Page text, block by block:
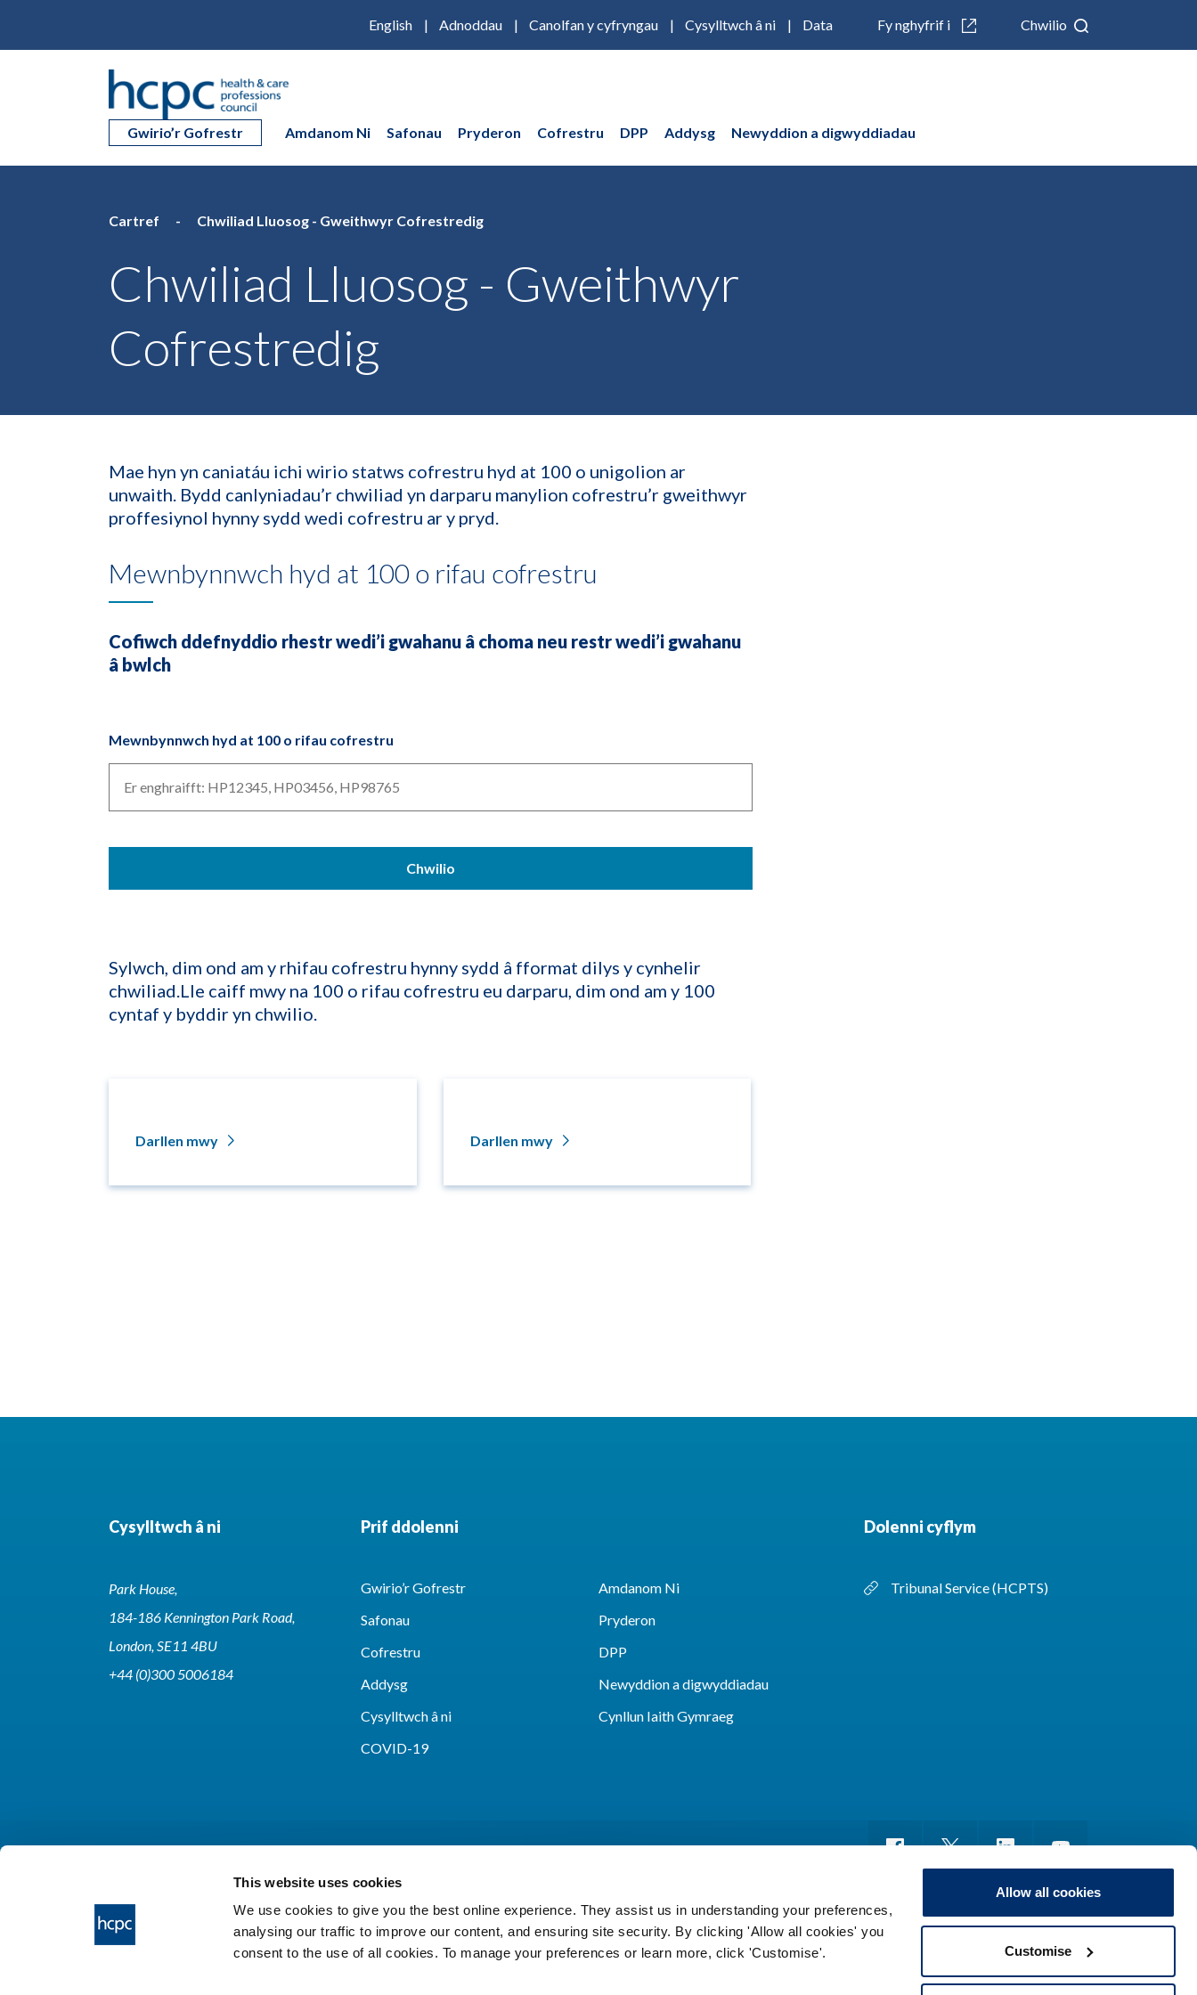
This website uses cookies
We use cookies to give you the best online experience. They assist us in understanding your preferences,
analysing our traffic to improve our content, and ensuring site security. By clicking 'Allow all cookies' you
consent to the use of all cookies. To manage your preferences or learn more, click 'Customise'.
Allow all cookies
Customise
English Adnoddau Canolfan y cyfryngau Cysylltwch â ni Data Fy nghyfrif i Chwilio
Gwirio’r Gofrestr Amdanom Ni Safonau Pryderon Cofrestru DPP Addysg Newyddion a digwyddiadau
Cartref Chwiliad Lluosog - Gweithwyr Cofrestredig
Chwiliad Lluosog - Gweithwyr
Cofrestredig
Mae hyn yn caniatáu ichi wirio statws cofrestru hyd at 100 o unigolion ar
unwaith. Bydd canlyniadau’r chwiliad yn darparu manylion cofrestru’r gweithwyr
proffesiynol hynny sydd wedi cofrestru ar y pryd.
Mewnbynnwch hyd at 100 o rifau cofrestru
Cofiwch ddefnyddio rhestr wedi’i gwahanu â choma neu restr wedi’i gwahanu
â bwlch
Mewnbynnwch hyd at 100 o rifau cofrestru
Sylwch, dim ond am y rhifau cofrestru hynny sydd â fformat dilys y cynhelir
chwiliad.Lle caiff mwy na 100 o rifau cofrestru eu darparu, dim ond am y 100
cyntaf y byddir yn chwilio.
Darllen mwy Darllen mwy
Cysylltwch â ni
Park House,
184-186 Kennington Park Road,
London, SE11 4BU
+44 (0)300 5006184
Prif ddolenni
Gwirio’r Gofrestr
Amdanom Ni
Safonau
Pryderon
Cofrestru
DPP
Addysg
Newyddion a digwyddiadau
Cysylltwch â ni
Cynllun Iaith Gymraeg
COVID-19
Dolenni cyflym
Tribunal Service (HCPTS)
HCPC © 2026 Cookies Hygyrchedd Polisi data a thelerau defnyddio Rhyddid Gwybodaeth